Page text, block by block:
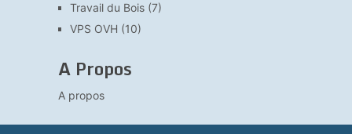
Travail du Bois(7)
VPS OVH (10)
A Propos
A propos